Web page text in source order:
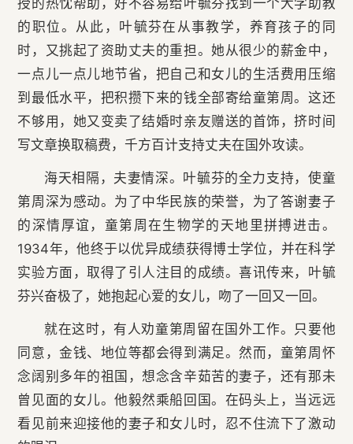
授的热忱帮助，好不容易给叶毓芬找到一个大学助教
的职位。从此，叶毓芬在从事教学，养育孩子的同
时，又挑起了资助丈夫的重担。她从很少的薪金中，
一点儿一点儿地节省，把自己和女儿的生活费用压缩
到最低水平，把积攒下来的钱全部寄给童第周。这还
不够用，她又变卖了结婚时亲友赠送的首饰，挤时间
写文章换取稿费，千方百计支持丈夫在国外攻读。
海天相隔，夫妻情深。叶毓芬的全力支持，使童
第周深为感动。为了中华民族的荣誉，为了答谢妻子
的深情厚谊，童第周在生物学的天地里拼搏进击。
1934年，他终于以优异成绩获得博士学位，并在科学
实验方面，取得了引人注目的成绩。喜讯传来，叶毓
芬兴奋极了，她抱起心爱的女儿，吻了一回又一回。
就在这时，有人劝童第周留在国外工作。只要他
同意，金钱、地位等都会得到满足。然而，童第周怀
念阔别多年的祖国，想念含辛茹苦的妻子，还有那未
曾见面的女儿。他毅然乘船回国。在码头上，当远远
看见前来迎接他的妻子和女儿时，忍不住流下了激动